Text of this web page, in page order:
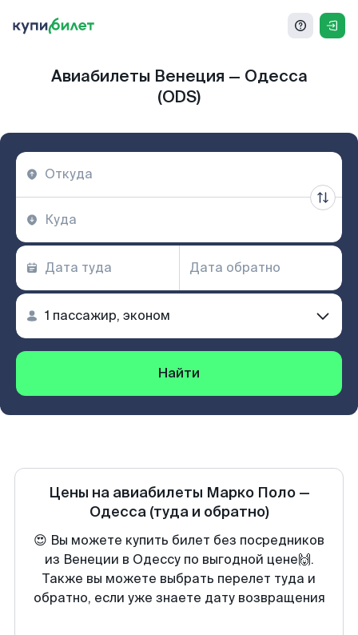
Авиабилеты Венеция — Одесса
(ODS)
Найти
Цены на авиабилеты Марко Поло—
Одесса (туда и обратно)
😍 Вы можете купить билет без посредников
из Венеции в Одессу по выгодной цене🙌.
Также вы можете выбрать перелет туда и
обратно, если уже знаете дату возвращения